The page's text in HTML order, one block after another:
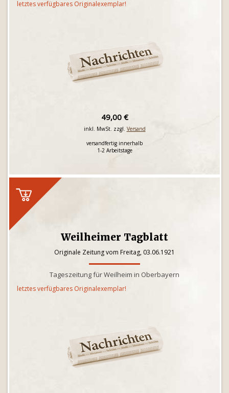
letztes verfügbares Originalexemplar!
49,00 €
inkl. MwSt. zzgl. Versand
versandfertig innerhalb
1-2 Arbeitstage
Weilheimer Tagblatt
Originale Zeitung vom Freitag, 03.06.1921
Tageszeitung für Weilheim in Oberbayern
letztes verfügbares Originalexemplar!